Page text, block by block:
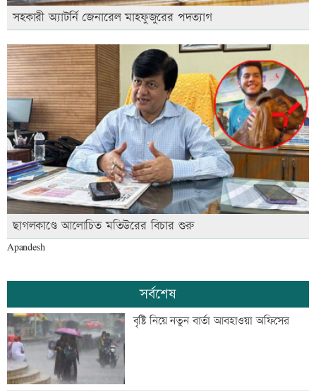
সহকারী অ্যাটর্নি জেনারেল মাহফুজুরের পদত্যাগ
ছাগলকাণ্ডে আলোচিত মতিউরের বিচার শুরু
Apandesh
সর্বশেষ
বৃষ্টি নিয়ে নতুন বার্তা আবহাওয়া অফিসের